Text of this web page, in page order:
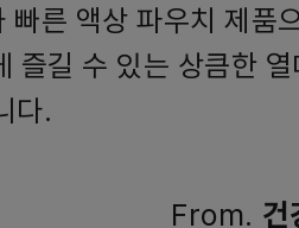
빠른 액상 파우치 제품
즐길 수 있는 상큼한
다.
From. 건